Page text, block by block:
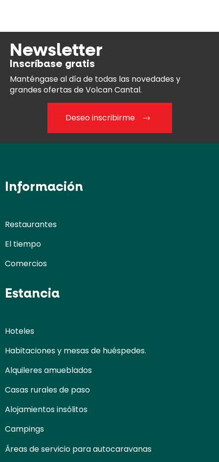
Newsletter
Inscríbase gratis
Manténgase al díade todas las novedades y
grandes ofertas de Volcan Cantal.
Deseo inscribirme
Información
Restaurantes
El tiempo
Comercios
Estancia
Hoteles
Habitaciones y mesas de huéspedes.
Alquileres amueblados
Casas rurales de paso
Alojamientos insólitos
Campings
Áreas de servicio para autocaravanas